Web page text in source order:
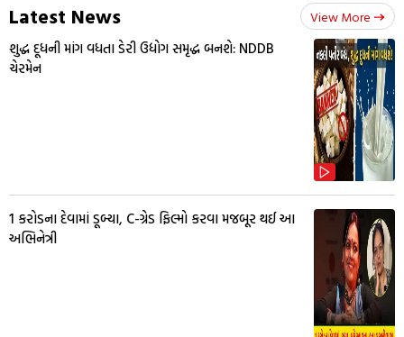
Latest News View More
શુદ્ધ દૂધની માંગ વધતા ડેરી ઉદ્યોગ સમૃદ્ધ બનશે: NDDB
ચેરમેન
1 કરોડના દેવામાં ડૂબ્યા, C-ગ્રેડ ફિલ્મો કરવા મજબૂર થઈ આ
અભિનેત્રી